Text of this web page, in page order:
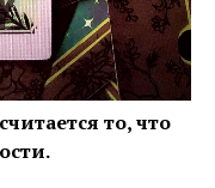
то, что